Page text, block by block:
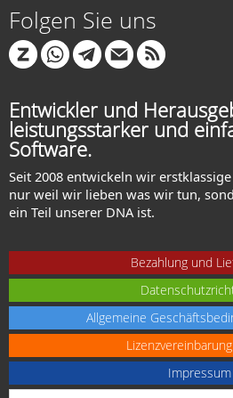
Folgen Sie uns
Entwickler und
leistungsstarker und
Software.
Seit 2008 entwickeln wir
nur weil wir lieben was wir tun,
ein Teil unserer DNA ist.
Bezahlung und
Allgemeine
Impressum